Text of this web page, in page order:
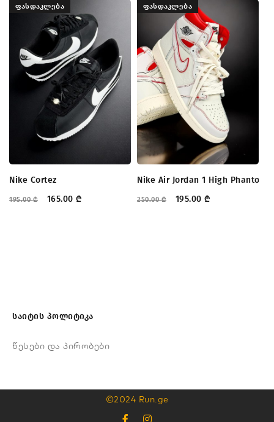
ᲤᲐᲡᲓᲐᲙᲚᲔᲑᲐ
Nike Cortez
195.00₾ 165.00 ₾
ᲤᲐᲡᲓᲐᲙᲚᲔᲑᲐ
Nike Air Jordan 1 High Phantom
250.00₾ 195.00 ₾
საიტის პოლიტიკა
წესები და პირობები
©2024 Run.ge